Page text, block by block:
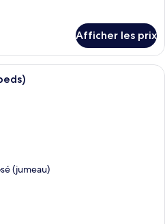
Afficher les prix
Une chambre d’hôtel équipée d’un
(jumeau)